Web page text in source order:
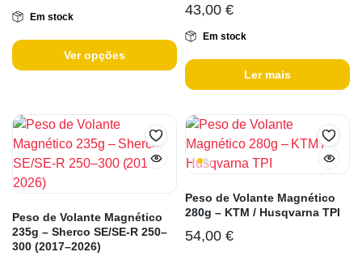
Em stock
Ver opções
43,00 €
Em stock
Ler mais
Peso de Volante Magnético
235g – Sherco SE/SE-R 250–
300 (2017–2026)
Peso de Volante Magnético
280g – KTM / Husqvarna TPI
54,00 €